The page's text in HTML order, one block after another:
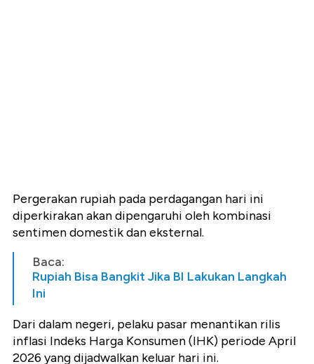
Pergerakan rupiah pada perdagangan hari ini
diperkirakan akan dipengaruhi oleh kombinasi
sentimen domestik dan eksternal.
Baca:
Rupiah Bisa Bangkit Jika BI Lakukan Langkah
Ini
Dari dalam negeri, pelaku pasar menantikan rilis
inflasi Indeks Harga Konsumen (IHK) periode April
2026 yang dijadwalkan keluar hari ini.